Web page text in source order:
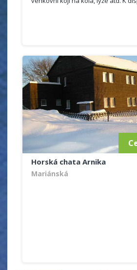
Horská chata Arnika
Mariánská